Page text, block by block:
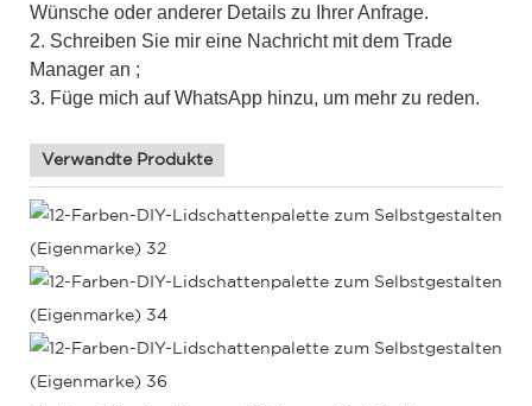
Wünsche oder anderer Details zu Ihrer Anfrage.
2. Schreiben Sie mir eine Nachricht mit dem Trade
Manager an ;
3. Füge mich auf WhatsApp hinzu, um mehr zu reden.
Verwandte Produkte